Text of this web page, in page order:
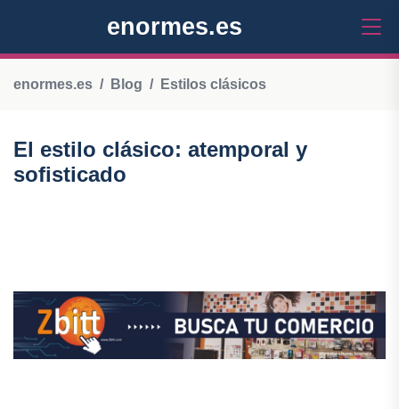
enormes.es
enormes.es Blog Estilos clásicos
El estilo clásico: atemporal y
sofisticado